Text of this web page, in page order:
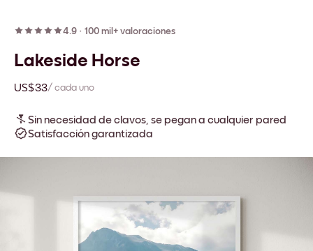
4.9 · 100 mil+ valoraciones
Lakeside Horse
US$33/ cada uno
Sin necesidad de clavos, se pegan a cualquier pared
Satisfacción garantizada